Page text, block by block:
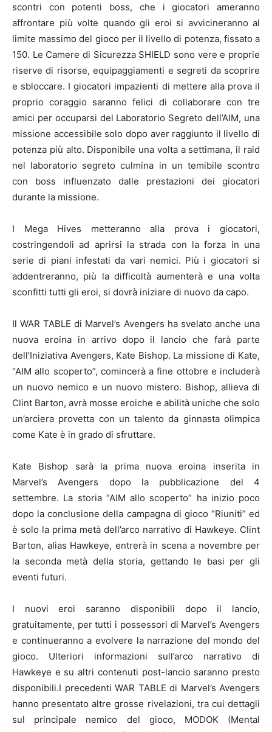
scontri con potenti boss, che i giocatori ameranno
affrontare più volte quando gli eroi si avvicineranno al
limite massimo del gioco per il livello di potenza, fissato a
150. Le Camere di Sicurezza SHIELD sono vere e proprie
riserve di risorse, equipaggiamenti e segreti da scoprire
e sbloccare. I giocatori impazienti di mettere alla prova il
proprio coraggio saranno felici di collaborare con tre
amici per occuparsi del Laboratorio Segreto dell’AIM, una
missione accessibile solo dopo aver raggiunto il livello di
potenza più alto. Disponibile una volta a settimana, il raid
nel laboratorio segreto culmina in un temibile scontro
con boss influenzato dalle prestazioni dei giocatori
durante la missione.
I Mega Hives metteranno alla prova i giocatori,
costringendoli ad aprirsi la strada con la forza in una
serie di piani infestati da vari nemici. Più i giocatori si
addentreranno, più la difficoltà aumenterà e una volta
sconfitti tutti gli eroi, si dovrà iniziare di nuovo da capo.
Il WAR TABLE di Marvel’s Avengers ha svelato anche una
nuova eroina in arrivo dopo il lancio che farà parte
dell’Iniziativa Avengers, Kate Bishop. La missione di Kate,
“AIM allo scoperto”, comincerà a fine ottobre e includerà
un nuovo nemico e un nuovo mistero. Bishop, allieva di
Clint Barton, avrà mosse eroiche e abilità uniche che solo
un’arciera provetta con un talento da ginnasta olimpica
come Kate è in grado di sfruttare.
Kate Bishop sarà la prima nuova eroina inserita in
Marvel’s Avengers dopo la pubblicazione del 4
settembre. La storia “AIM allo scoperto” ha inizio poco
dopo la conclusione della campagna di gioco “Riuniti” ed
è solo la prima metà dell’arco narrativo di Hawkeye. Clint
Barton, alias Hawkeye, entrerà in scena a novembre per
la seconda metà della storia, gettando le basi per gli
eventi futuri.
I nuovi eroi saranno disponibili dopo il lancio,
gratuitamente, per tutti i possessori di Marvel’s Avengers
e continueranno a evolvere la narrazione del mondo del
gioco. Ulteriori informazioni sull’arco narrativo di
Hawkeye e su altri contenuti post-lancio saranno presto
disponibili.I precedenti WAR TABLE di Marvel’s Avengers
hanno presentato altre grosse rivelazioni, tra cui dettagli
sul principale nemico del gioco, MODOK (Mental